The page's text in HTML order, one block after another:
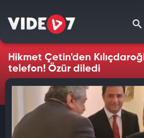
Hikmet Çetin'den
telefon! Özür diledi